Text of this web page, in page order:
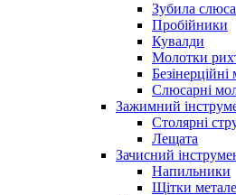
Зубила
Пробійники
Кувалди
Молотки
Слюсарні
Зажимний
Столярні
Лещата
Зачисний
Напильники
Щітки